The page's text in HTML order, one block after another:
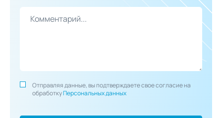
Отправляя данные, вы подтверждаете свое согласие на
обработкуПерсональных данных